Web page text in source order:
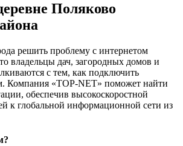
Поляково
решить проблему с интернетом
владельцы дач, загородных домов и
с тем, как подключить
Компания «TOP-NET» поможет найти
обеспечив высокоскоростной
к глобальной информационной сети из